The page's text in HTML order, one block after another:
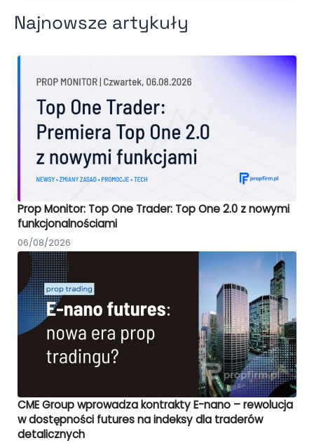
Najnowsze artykuły
Prop Monitor: Top One Trader: Top One 2.0 z nowymi
funkcjonalnościami
06/08/2026
CME Group wprowadza kontrakty E-nano – rewolucja
w dostępności futures na indeksy dla traderów
detalicznych